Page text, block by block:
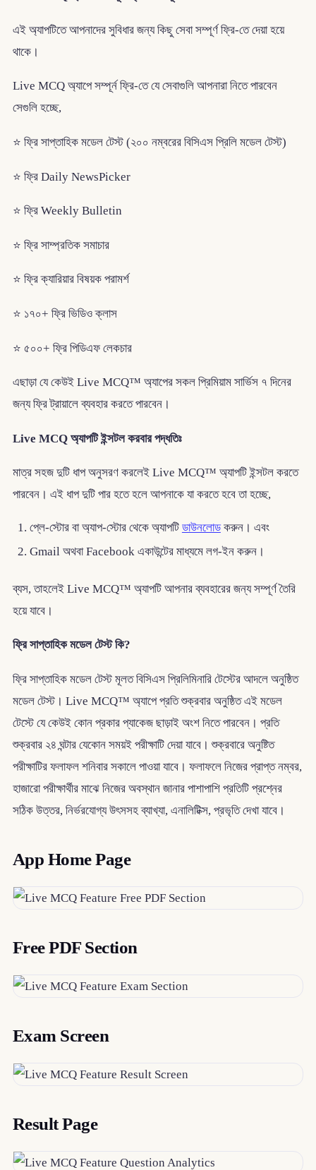
এই অ্যাপটিতে আপনাদের সুবিধার জন্য কিছু সেবা সম্পূর্ণ ফ্রি-তে দেয়া হয়ে
থাকে।
Live MCQ অ্যাপে সম্পূর্ন ফ্রি-তে যে সেবাগুলি আপনারা নিতে পারবেন
সেগুলি হচ্ছে,
⭐ ফ্রি সাপ্তাহিক মডেল টেস্ট (২০০ নম্বরের বিসিএস প্রিলি মডেল টেস্ট)
⭐ ফ্রি Daily NewsPicker
⭐ ফ্রি Weekly Bulletin
⭐ ফ্রি সাম্প্রতিক সমাচার
⭐ ফ্রি ক্যারিয়ার বিষয়ক পরামর্শ
⭐ ১৭০+ ফ্রি ভিডিও ক্লাস
⭐ ৫০০+ ফ্রি পিডিএফ লেকচার
এছাড়া যে কেউই Live MCQ™ অ্যাপের সকল প্রিমিয়াম সার্ভিস ৭ দিনের
জন্য ফ্রি ট্রায়ালে ব্যবহার করতে পারবেন।
Live MCQ অ্যাপটি ইন্সটল করবার পদ্ধতিঃ
মাত্র সহজ দুটি ধাপ অনুসরণ করলেই Live MCQ™ অ্যাপটি ইন্সটল করতে
পারবেন। এই ধাপ দুটি পার হতে হলে আপনাকে যা করতে হবে তা হচ্ছে,
প্লে-স্টোর বা অ্যাপ-স্টোর থেকে অ্যাপটি ডাউনলোডকরুন। এবং
Gmail অথবা Facebook একাউন্টের মাধ্যমে লগ-ইন করুন।
ব্যস, তাহলেই Live MCQ™ অ্যাপটি আপনার ব্যবহারের জন্য সম্পূর্ণ তৈরি
হয়ে যাবে।
ফ্রি সাপ্তাহিক মডেল টেস্ট কি?
ফ্রি সাপ্তাহিক মডেল টেস্ট মূলত বিসিএস প্রিলিমিনারি টেস্টের আদলে অনুষ্ঠিত
মডেল টেস্ট। Live MCQ™ অ্যাপে প্রতি শুক্রবার অনুষ্ঠিত এই মডেল
টেস্টে যে কেউই কোন প্রকার প্যাকেজ ছাড়াই অংশ নিতে পারবেন। প্রতি
শুক্রবার ২৪ ঘন্টার যেকোন সময়ই পরীক্ষাটি দেয়া যাবে। শুক্রবারে অনুষ্টিত
পরীক্ষাটির ফলাফল শনিবার সকালে পাওয়া যাবে। ফলাফলে নিজের প্রাপ্ত নম্বর,
হাজারো পরীক্ষার্থীর মাঝে নিজের অবস্থান জানার পাশাপাশি প্রতিটি প্রশ্নের
সঠিক উত্তর, নির্ভরযোগ্য উৎসসহ ব্যাখ্যা, এনালিটিক্স, প্রভৃতি দেখা যাবে।
App Home Page
Free PDF Section
Exam Screen
Result Page